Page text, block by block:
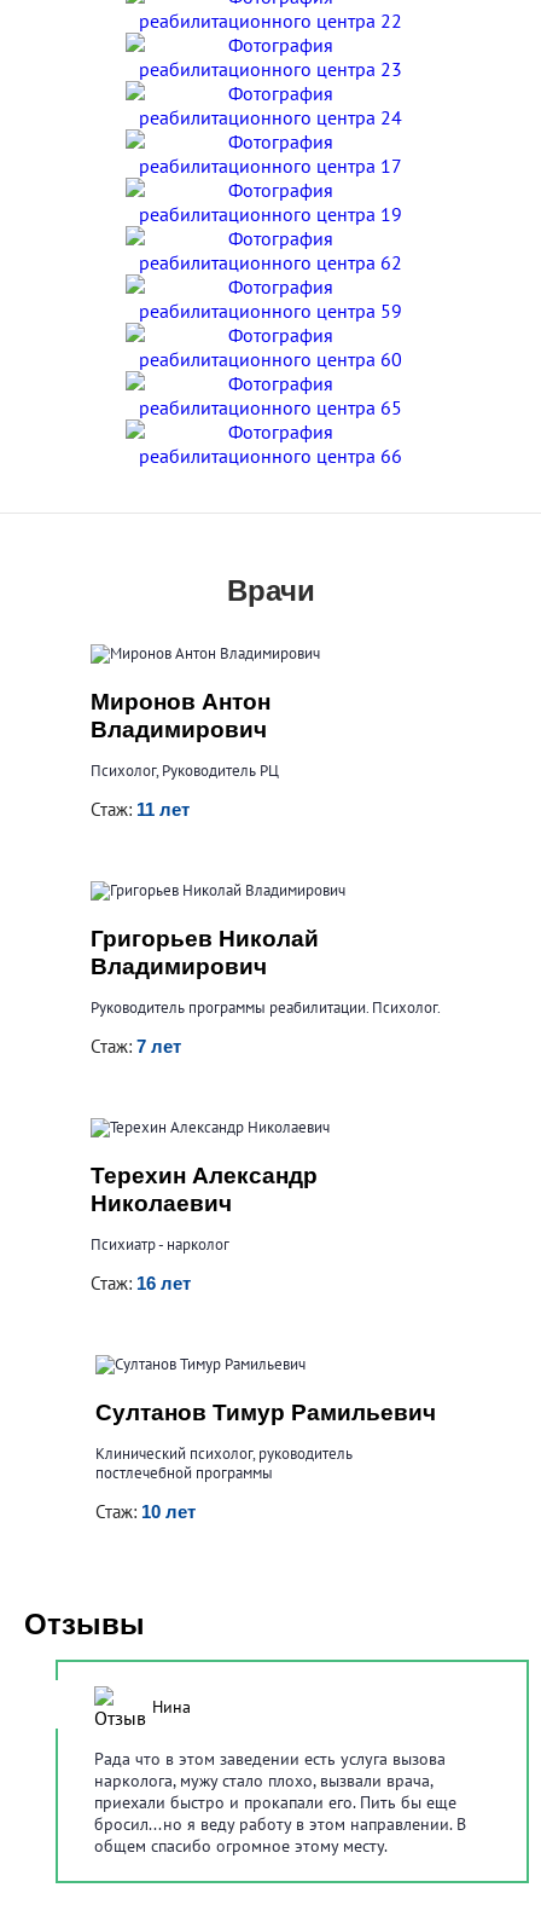
Врачи
Миронов Антон
Владимирович
Психолог, Руководитель РЦ
Стаж: 11 лет
Григорьев Николай
Владимирович
Руководитель программы реабилитации. Психолог.
Стаж: 7 лет
Терехин Александр
Николаевич
Психиатр - нарколог
Стаж: 16 лет
Султанов Тимур Рамильевич
Клинический психолог, руководитель
постлечебной программы
Стаж: 10 лет
Отзывы
Нина
Рада что в этом заведении есть услуга вызова
нарколога, мужу стало плохо, вызвали врача,
приехали быстро и прокапали его. Пить бы еще
бросил...но я веду работу в этом направлении. В
общем спасибо огромное этому месту.